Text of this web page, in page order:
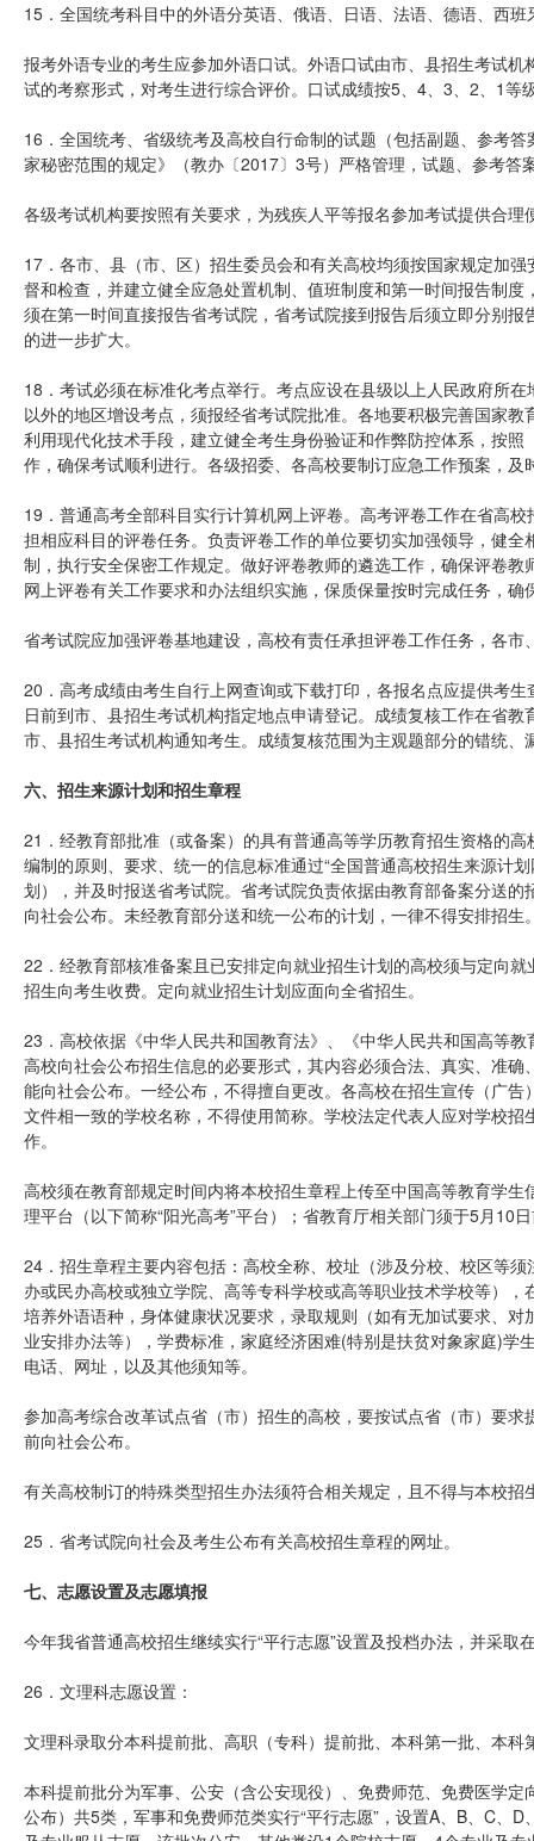
15．全国统考科目中的外语分英语、俄语、日语、法语、德语、西
报考外语专业的考生应参加外语口试。外语口试由市、县招生考试
试的考察形式，对考生进行综合评价。口试成绩按5、4、3、2、1
16．全国统考、省级统考及高校自行命制的试题（包括副题、参考
家秘密范围的规定》（教办〔2017〕3号）严格管理，试题、参考
各级考试机构要按照有关要求，为残疾人平等报名参加考试提供合理
17．各市、县（市、区）招生委员会和有关高校均须按国家规定加
督和检查，并建立健全应急处置机制、值班制度和第一时间报告制
须在第一时间直接报告省考试院，省考试院接到报告后须立即分别
的进一步扩大。
18．考试必须在标准化考点举行。考点应设在县级以上人民政府所
以外的地区增设考点，须报经省考试院批准。各地要积极完善国家
利用现代化技术手段，建立健全考生身份验证和作弊防控体系，按
作，确保考试顺利进行。各级招委、各高校要制订应急工作预案，
19．普通高考全部科目实行计算机网上评卷。高考评卷工作在省高
担相应科目的评卷任务。负责评卷工作的单位要切实加强领导，健
制，执行安全保密工作规定。做好评卷教师的遴选工作，确保评卷
网上评卷有关工作要求和办法组织实施，保质保量按时完成任务，
省考试院应加强评卷基地建设，高校有责任承担评卷工作任务，各
20．高考成绩由考生自行上网查询或下载打印，各报名点应提供考
日前到市、县招生考试机构指定地点申请登记。成绩复核工作在省
市、县招生考试机构通知考生。成绩复核范围为主观题部分的错统、
六、招生来源计划和招生章程
21．经教育部批准（或备案）的具有普通高等学历教育招生资格的
编制的原则、要求、统一的信息标准通过“全国普通高校招生来源计
划），并及时报送省考试院。省考试院负责依据由教育部备案分送
向社会公布。未经教育部分送和统一公布的计划，一律不得安排招
22．经教育部核准备案且已安排定向就业招生计划的高校须与定向
招生向考生收费。定向就业招生计划应面向全省招生。
23．高校依据《中华人民共和国教育法》、《中华人民共和国高等
高校向社会公布招生信息的必要形式，其内容必须合法、真实、准
能向社会公布。一经公布，不得擅自更改。各高校在招生宣传（广
文件相一致的学校名称，不得使用简称。学校法定代表人应对学校
作。
高校须在教育部规定时间内将本校招生章程上传至中国高等教育学
理平台（以下简称“阳光高考”平台）；省教育厅相关部门须于5月10
24．招生章程主要内容包括：高校全称、校址（涉及分校、校区等
办或民办高校或独立学院、高等专科学校或高等职业技术学校等）
培养外语语种，身体健康状况要求，录取规则（如有无加试要求、
业安排办法等），学费标准，家庭经济困难(特别是扶贫对象家庭)
电话、网址，以及其他须知等。
参加高考综合改革试点省（市）招生的高校，要按试点省（市）要
前向社会公布。
有关高校制订的特殊类型招生办法须符合相关规定，且不得与本校招
25．省考试院向社会及考生公布有关高校招生章程的网址。
七、志愿设置及志愿填报
今年我省普通高校招生继续实行“平行志愿”设置及投档办法，并采取
26．文理科志愿设置：
文理科录取分本科提前批、高职（专科）提前批、本科第一批、本
本科提前批分为军事、公安（含公安现役）、免费师范、免费医学
公布）共5类，军事和免费师范类实行“平行志愿”，设置A、B、C、